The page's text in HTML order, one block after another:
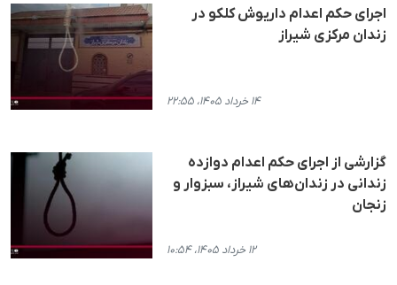
اجرای حکم اعدام داریوش کلکو در
زندان مرکزی شیراز
۱۴ خرداد ۱۴۰۵، ۲۲:۵۵
گزارشی از اجرای حکم اعدام دوازده
زندانی در زندان‌های شیراز، سبزوار و
زنجان
۱۲ خرداد ۱۴۰۵، ۱۰:۵۴